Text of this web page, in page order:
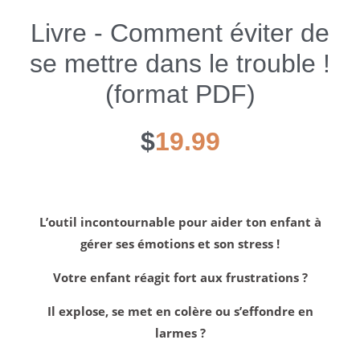
Livre - Comment éviter de
se mettre dans le trouble !
(format PDF)
$19.99
L’outil incontournable pour aider ton enfant à
gérer ses émotions et son stress !
Votre enfant réagit fort aux frustrations ?
Il explose, se met en colère ou s’effondre en
larmes ?